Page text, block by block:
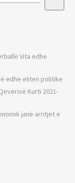
Vita edhe
edhe eliten politike
Kurti 2021-
janë arritjet e